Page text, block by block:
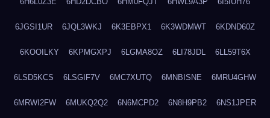
6JGSI1UR 6JQL3WKJ 6K3EBPX1 6K3WDMWT 6KDND60Z
6KOOILKY 6KPMGXPJ 6LGMA8OZ 6LI78JDL 6LL59T6X
6LSD5KCS 6LSGIF7V 6MC7XUTQ 6MNBISNE 6MRU4GHW
6MRWI2FW 6MUKQ2Q2 6N6MCPD2 6N8H9PB2 6NS1JPER